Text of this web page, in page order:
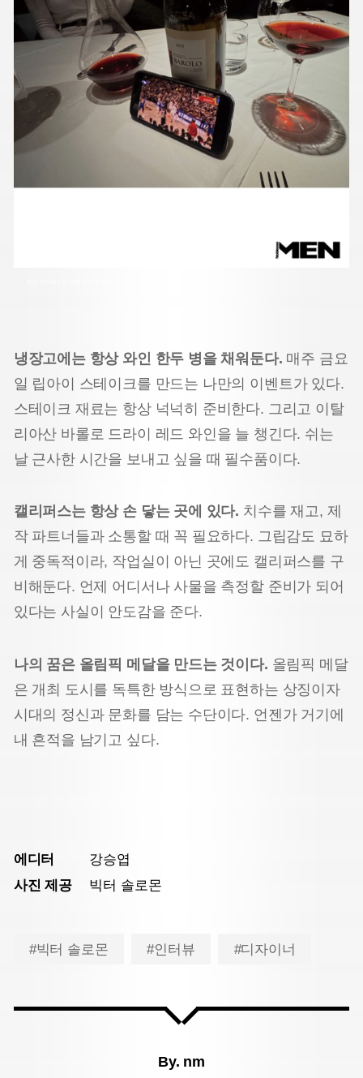
냉장고에는 항상 와인 한두 병을 채워둔다. 매주 금요
일 립아이 스테이크를 만드는 나만의 이벤트가 있다.
스테이크 재료는 항상 넉넉히 준비한다. 그리고 이탈
리아산 바롤로 드라이 레드 와인을 늘 챙긴다. 쉬는
날 근사한 시간을 보내고 싶을 때 필수품이다.
캘리퍼스는 항상 손 닿는 곳에 있다. 치수를 재고, 제
작 파트너들과 소통할 때 꼭 필요하다. 그립감도 묘하
게 중독적이라, 작업실이 아닌 곳에도 캘리퍼스를 구
비해둔다. 언제 어디서나 사물을 측정할 준비가 되어
있다는 사실이 안도감을 준다.
나의 꿈은 올림픽 메달을 만드는 것이다. 올림픽 메달
은 개최 도시를 독특한 방식으로 표현하는 상징이자
시대의 정신과 문화를 담는 수단이다. 언젠가 거기에
내 흔적을 남기고 싶다.
에디터
강승엽
사진 제공
빅터 솔로몬
#빅터 솔로몬 #인터뷰 #디자이너
By. nm